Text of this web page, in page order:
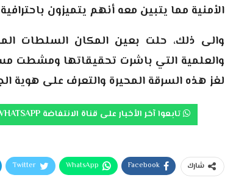
الأمنية مما يتبين معه أنهم يتميزون باحترافية
والى ذلك، حلت بعين المكان السلطات
والعلمية التي باشرت تحقيقاتها ومشطت
لغز هذه السرقة المحيرة والتعرف على هوية
تابعوا آخر الأخبار على قناة الانتفاضة WHATSAPP
شارك Facebook
WhatsApp
Twitter